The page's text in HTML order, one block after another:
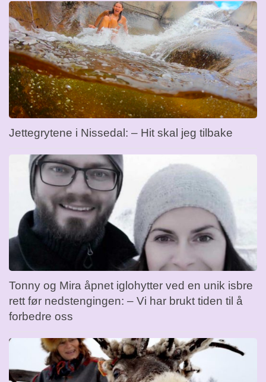
Jettegrytene i Nissedal: – Hit skal jeg tilbake
Tonny og Mira åpnet iglohytter ved en unik isbre
rett før nedstengingen: – Vi har brukt tiden til å
forbedre oss